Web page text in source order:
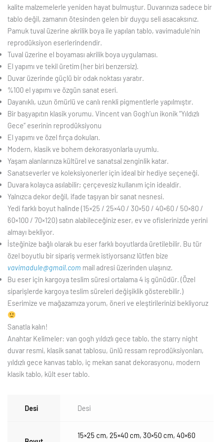
kalite malzemelerle yeniden hayat bulmuştur. Duvarınıza sadece bir
tablo değil, zamanın ötesinden gelen bir duygu seli asacaksınız.
Pamuk tuval üzerine akrilik boya ile yapılan tablo, vavimadule’nin
reprodüksiyon eserlerindendir.
Tuval üzerine el boyaması akrilik boya uygulaması.
El yapımı ve tekil üretim (her biri benzersiz).
Duvar üzerinde güçlü bir odak noktası yaratır.
%100 el yapımı ve özgün sanat eseri.
Dayanıklı, uzun ömürlü ve canlı renkli pigmentlerle yapılmıştır.
Bir başyapıtın klasik yorumu. Vincent van Gogh’un ikonik “Yıldızlı
Gece” eserinin reprodüksiyonu
El yapımı ve özel fırça dokuları.
Modern, klasik ve bohem dekorasyonlarla uyumlu.
Yaşam alanlarınıza kültürel ve sanatsal zenginlik katar.
Sanatseverler ve koleksiyonerler için ideal bir hediye seçeneği.
Duvara kolayca asılabilir; çerçevesiz kullanım için idealdir.
Yalnızca dekor değil, ifade taşıyan bir sanat nesnesi.
Yedi farklı boyut halinde (15×25 / 25×40 / 30×50 / 40×60 / 50×80 /
60×100 / 70×120) satın alabileceğiniz eser, ev ve ofislerinizde yerini
almayı bekliyor.
İsteğinize bağlı olarak bu eser farklı boyutlarda üretilebilir. Bu tür
özel boyutlu bir sipariş vermek istiyorsanız lütfen bize
vavimadule@gmail.com mail adresi üzerinden ulaşınız.
Bu eser için kargoya teslim süresi ortalama 4 iş günüdür. (Özel
siparişlerde kargoya teslim süreleri değişiklik gösterebilir.)
Eserimize ve mağazamıza yorum, öneri ve eleştirilerinizi bekliyoruz
Sanatla kalın!
Anahtar Kelimeler: van gogh yıldızlı gece tablo, the starry night
duvar resmi, klasik sanat tablosu, ünlü ressam reprodüksiyonları,
yıldızlı gece kanvas tablo, iç mekan sanat dekorasyonu, modern
klasik tablo, kült eser tablo.
Desi Desi
15×25 cm, 25×40 cm, 30×50 cm, 40×60